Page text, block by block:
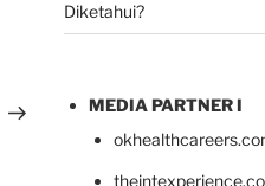
Diketahui?
MEDIA PARTNER I